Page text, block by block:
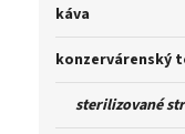
káva
konzervárenský
sterilizované